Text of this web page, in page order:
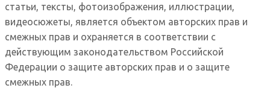
статьи, тексты, фотоизображения, иллюстрации,
видеосюжеты, является объектом авторских прав и
смежных прав и охраняется в соответствии с
действующим законодательством Российской
Федерации о защите авторских прав и о защите
смежных прав.